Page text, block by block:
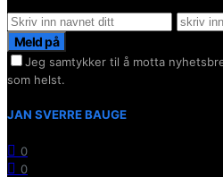
Meld på
Jeg samtykker til å motta
som helst.
JAN SVERRE BAUGE
0
0